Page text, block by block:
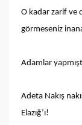
O kadar zarif ve
görmeseniz
Adamlar
Adeta Nakış
Elazığ’ı!